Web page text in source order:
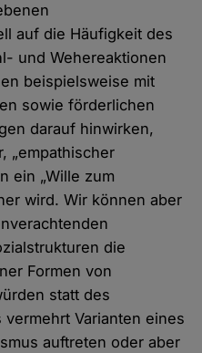
auf die Häufigkeit des
und Wehereaktionen
beispielsweise mit
sowie förderlichen
darauf hinwirken,
„empathischer
ein „Wille zum
wird. Wir können aber
die
Formen von
statt des
Varianten eines
auftreten oder aber